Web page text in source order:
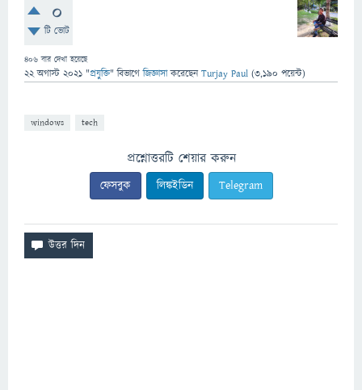
0
টি ভোট
406 বার দেখা হয়েছে
22 অগাস্ট 2021 "প্রযুক্তি" বিভাগে জিজ্ঞাসাকরেছেনTurjay Paul (3,190 পয়েন্ট)
windows tech
প্রশ্নোত্তরটি শেয়ার করুন
ফেসবুক লিঙ্কইডিন Telegram